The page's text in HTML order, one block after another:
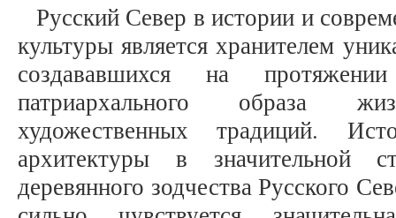
Русский Север в истории и
культуры является хранителем
создававшихся на
патриархального образа
художественных традиций.
архитектуры в значительной
деревянного зодчества Русского